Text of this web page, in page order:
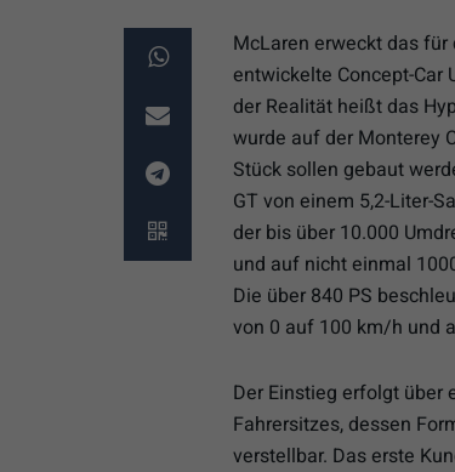
McLaren erweckt das
entwickelte Concept-Car
der Realität heißt das
wurde auf der Monterey
Stück sollen gebaut
GT von einem 5,2-Liter-
der bis über 10.000
und auf nicht einmal
Die über 840 PS
von 0 auf 100 km/h und
Der Einstieg erfolgt über
Fahrersitzes, dessen
verstellbar. Das erste